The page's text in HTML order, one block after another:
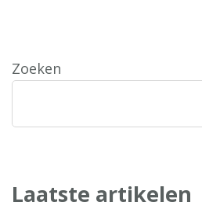
Zoeken
Laatste artikelen